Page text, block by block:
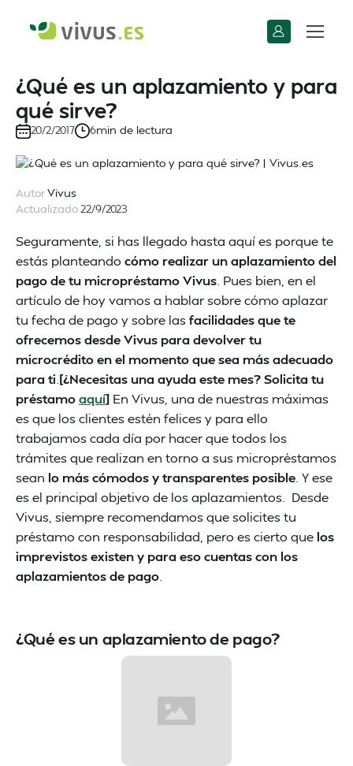
¿Qué es un aplazamiento y para
qué sirve?
20/2/2017 6min de lectura
AutorVivus
Actualizado22/9/2023
Seguramente, si has llegado hasta aquí es porque te
estás planteando cómo realizar un aplazamiento del
pago de tu micropréstamo Vivus . Pues bien, en el
artículo de hoy vamos a hablar sobre cómo aplazar
tu fecha de pago y sobre lasfacilidades que te
ofrecemos desde Vivus para devolver tu
microcrédito en el momento que sea más adecuado
para ti [¿Necesitas una ayuda este mes? Solicita tu
préstamoaquí] En Vivus, una de nuestras máximas
es que los clientes estén felices y para ello
trabajamos cada día por hacer que todos los
trámites que realizan en torno a sus micropréstamos
sean lo más cómodos y transparentes posible . Y ese
es el principal objetivo de los aplazamientos. Desde
Vivus, siempre recomendamos que solicites tu
préstamo con responsabilidad, pero es cierto que los
imprevistos existen y para eso cuentas con los
aplazamientos de pago
¿Qué es un aplazamiento de pago?